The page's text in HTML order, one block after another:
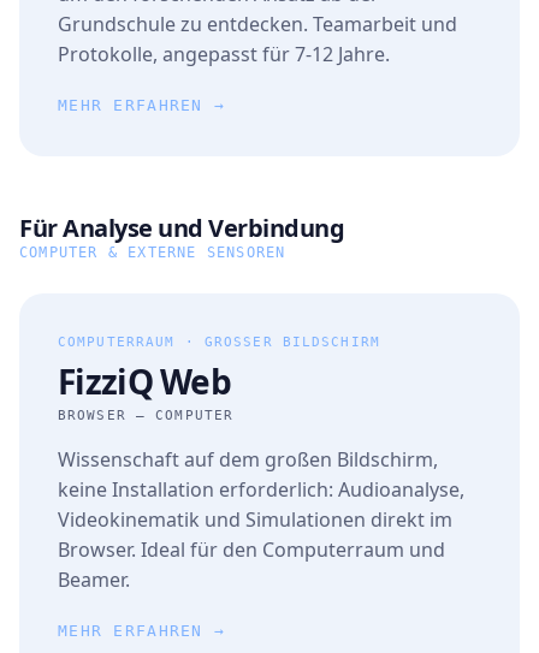
Grundschule zu entdecken. Teamarbeit und
Protokolle, angepasst für 7-12 Jahre.
MEHR ERFAHREN →
Für Analyse und Verbindung
COMPUTER & EXTERNE SENSOREN
COMPUTERRAUM · GROSSER BILDSCHIRM
FizziQ Web
BROWSER — COMPUTER
Wissenschaft auf dem großen Bildschirm,
keine Installation erforderlich: Audioanalyse,
Videokinematik und Simulationen direkt im
Browser. Ideal für den Computerraum und
Beamer.
MEHR ERFAHREN →